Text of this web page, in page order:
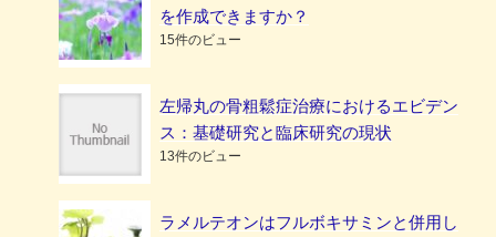
を作成できますか？
15件のビュー
左帰丸の骨粗鬆症治療におけるエビデン
ス：基礎研究と臨床研究の現状
13件のビュー
ラメルテオンはフルボキサミンと併用し